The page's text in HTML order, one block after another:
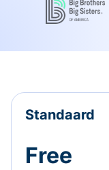
Standaard
Free